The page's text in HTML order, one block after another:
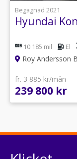
Begagnad 2021
Hyundai
10 185 mil El
Roy Andersson
fr. 3 885 kr/mån
239 800 kr